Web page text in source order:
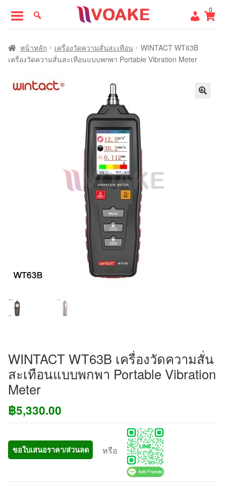
to
navigation
to
content
0
หน้าแรก
หน้าหลัก เครื่องวัดความสั่นสะเทือน
WINTACT WT63B
เครื่องวัดความสั่นสะเทือนแบบพกพา Portable Vibration Meter
WINTACT WT63B เครื่องวัดความสั่น
สะเทือนแบบพกพา Portable Vibration
Meter
฿5,330.00
ขอใบเสนอราคา/ส่วนลด หรือ